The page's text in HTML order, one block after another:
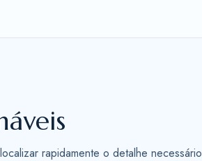
rapidamente o detalhe